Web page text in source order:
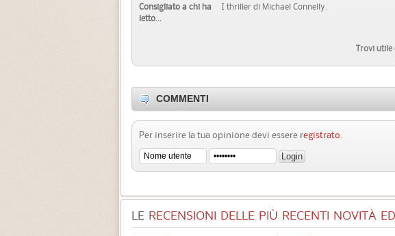
Consigliato a chi ha
letto...
I thriller di Michael Connelly.
Trovi utile
COMMENTI
Per inserire la tua opinione devi essere registrato
LE RECENSIONI DELLE PIÙ RECENTI NOVITÀ